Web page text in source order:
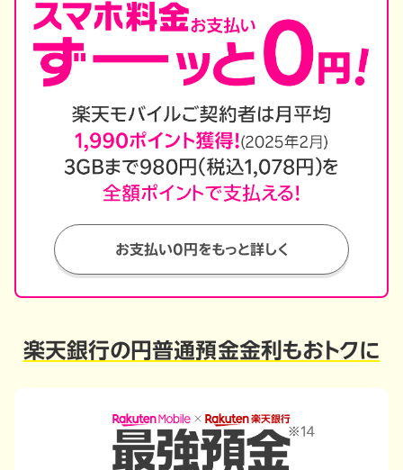
お支払い0円をもっと詳しく
楽天銀行の円普通預金金利もおトクに